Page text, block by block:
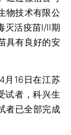
物技术有限公
灭活疫苗I/Ⅱ期
具有良好的安
16日在江苏
试者，科兴生
者已全部完成